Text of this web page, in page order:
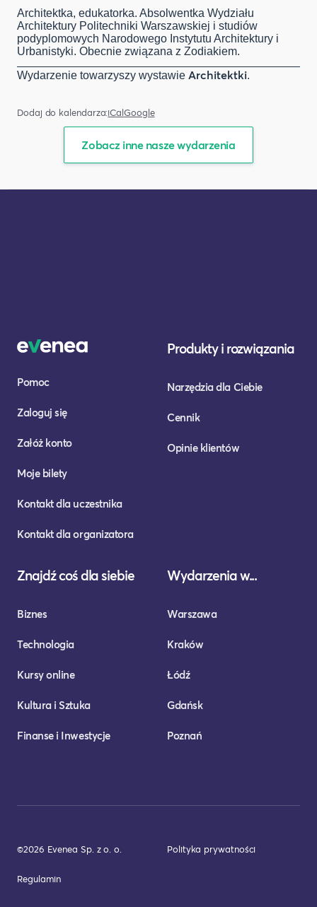
Architektka, edukatorka. Absolwentka Wydziału
Architektury Politechniki Warszawskiej i studiów
podyplomowych Narodowego Instytutu Architektury i
Urbanistyki. Obecnie związana z Zodiakiem.
Wydarzenie towarzyszy wystawie Architektki.
Dodaj do kalendarza:iCalGoogle
Zobacz inne nasze wydarzenia
Pomoc
Zaloguj się
Załóż konto
Moje bilety
Kontakt dla uczestnika
Kontakt dla organizatora
Produkty i rozwiązania
Narzędzia dla Ciebie
Cennik
Opinie klientów
Znajdź coś dla siebie
Biznes
Technologia
Kursy online
Kultura i Sztuka
Finanse i Inwestycje
Wydarzenia w...
Warszawa
Kraków
Łódź
Gdańsk
Poznań
©2026 Evenea Sp. z o. o. Polityka prywatności
Regulamin